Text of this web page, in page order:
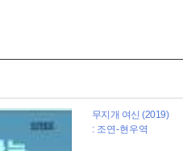
무지개 여신 (2019)
: 조연-현우역